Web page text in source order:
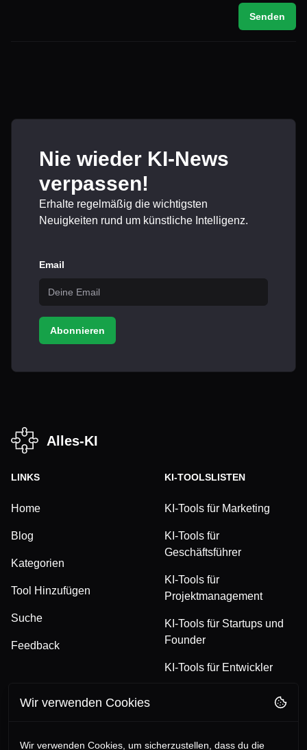
Senden
Nie wieder KI-News
verpassen!
Erhalte regelmäßig die wichtigsten
Neuigkeiten rund um künstliche Intelligenz.
Email
Abonnieren
Alles-KI
LINKS
Home
Blog
Kategorien
Tool Hinzufügen
Suche
Feedback
KI-TOOLSLISTEN
KI-Tools für Marketing
KI-Tools für
Geschäftsführer
KI-Tools für
Projektmanagement
KI-Tools für Startups und
Founder
KI-Tools für Entwickler
FOLGE UNS
Wir verwenden Cookies
Wir verwenden Cookies, um sicherzustellen, dass du die